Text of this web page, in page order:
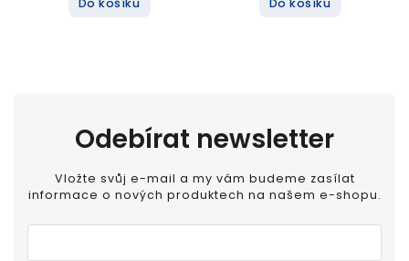
Odebírat newsletter
Vložte svůj e-mail a my vám budeme zasílat
informace o nových produktech na našem e-shopu.